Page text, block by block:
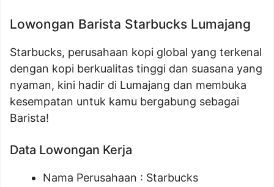
Lowongan Barista Starbucks Lumajang
Starbucks, perusahaan kopi global yang terkenal
dengan kopi berkualitas tinggi dan suasana yang
nyaman, kini hadir di Lumajang dan membuka
kesempatan untuk kamu bergabung sebagai
Barista!
Data Lowongan Kerja
Nama Perusahaan : Starbucks